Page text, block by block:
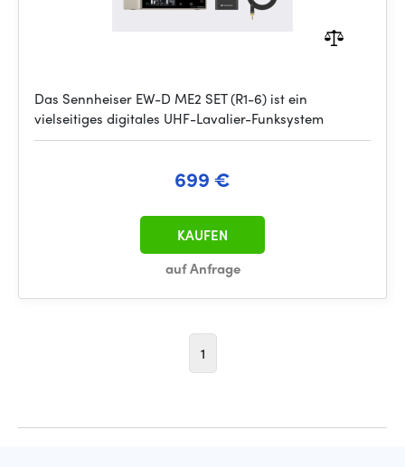
Das Sennheiser EW-D ME2 SET (R1-6) ist ein
vielseitiges digitales UHF-Lavalier-Funksystem
699 €
auf Anfrage
KAUFEN
1